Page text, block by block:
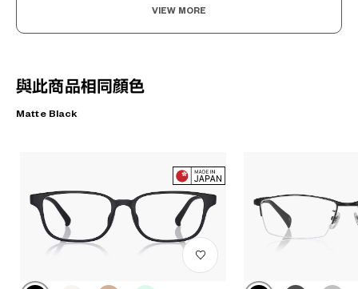
VIEW MORE
與此商品相同顏色
Matte Black